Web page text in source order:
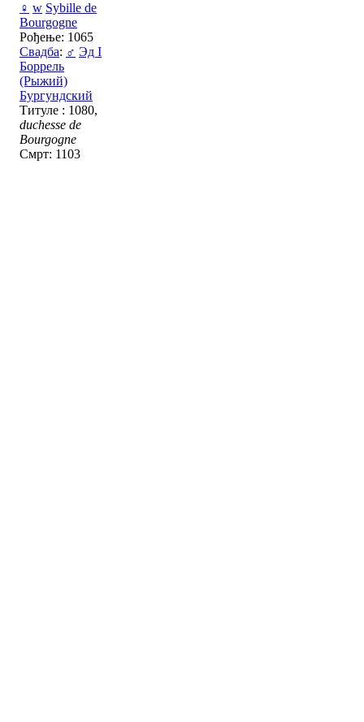
♀ w Sybille de
Bourgogne
Рођење: 1065
Свадба: ♂ Эд I
Боррель
(Рыжий)
Бургундский
Титуле : 1080,
duchesse de
Bourgogne
Смрт: 1103